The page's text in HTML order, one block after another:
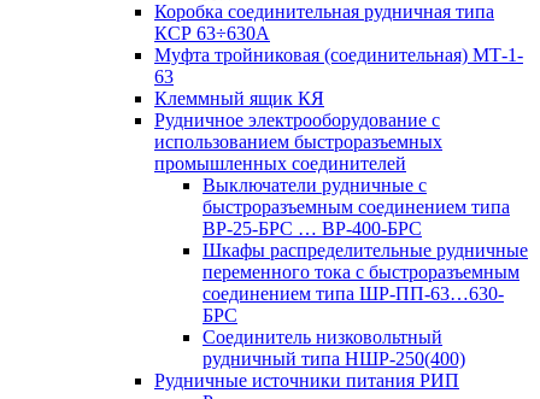
Коробка соединительная рудничная типа
КСР 63÷630А
Муфта тройниковая (соединительная) МТ-1-
63
Клеммный ящик КЯ
Рудничное электрооборудование с
использованием быстроразъемных
промышленных соединителей
Выключатели рудничные с
быстроразъемным соединением типа
ВР-25-БРС … ВР-400-БРС
Шкафы распределительные рудничные
переменного тока с быстроразъемным
соединением типа ШР-ПП-63…630-
БРС
Соединитель низковольтный
рудничный типа НШР-250(400)
Рудничные источники питания РИП